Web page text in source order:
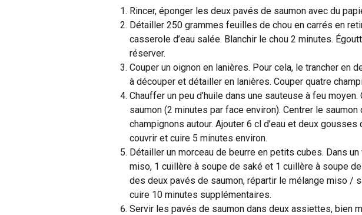
Rincer, éponger les deux pavés de saumon avec du
Détailler 250 grammes feuilles de chou en carrés en
casserole d’eau salée. Blanchir le chou 2 minutes.
réserver.
Couper un oignon en lanières. Pour cela, le trancher en
à découper et détailler en lanières. Couper quatre
Chauffer un peu d’huile dans une sauteuse à feu
saumon (2 minutes par face environ). Centrer le
champignons autour. Ajouter 6 cl d’eau et deux
couvrir et cuire 5 minutes environ.
Détailler un morceau de beurre en petits cubes. Dans
miso, 1 cuillère à soupe de saké et 1 cuillère à soupe
des deux pavés de saumon, répartir le mélange miso /
cuire 10 minutes supplémentaires.
Servir les pavés de saumon dans deux assiettes, bien